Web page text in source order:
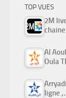
TOP VUES
2M
Al
Oula
ligne